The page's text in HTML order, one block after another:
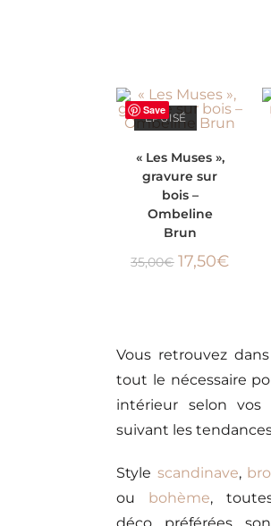
Save
ÉPUISÉ
-50%
« Les Muses »,
gravure sur
bois –
Ombeline
Brun
35,00€ 17,50€
Vous retrouvez
tout le nécessaire
intérieur selon
suivant les
Style scandinave,
ou bohème,